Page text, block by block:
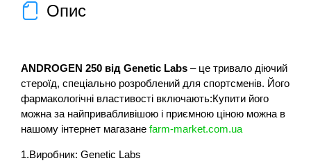
Опис
ANDROGEN 250 від Genetic Labs – це тривало діючий
стероїд, спеціально розроблений для спортсменів. Його
фармакологічні властивості включають:Купити його
можна за найпривабливішою і приємною ціною можна в
нашому інтернет магазане farm-market.com.ua
1.Виробник: Genetic Labs